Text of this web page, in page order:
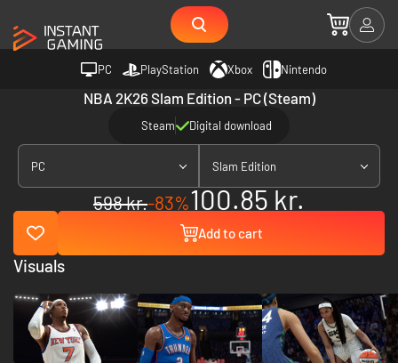
PC PlayStation Xbox Nintendo
NBA 2K26 Slam Edition - PC (Steam)
Steam Digital download
PC Slam Edition
598 kr.-83%100.85 kr.
Add to cart
Visuals